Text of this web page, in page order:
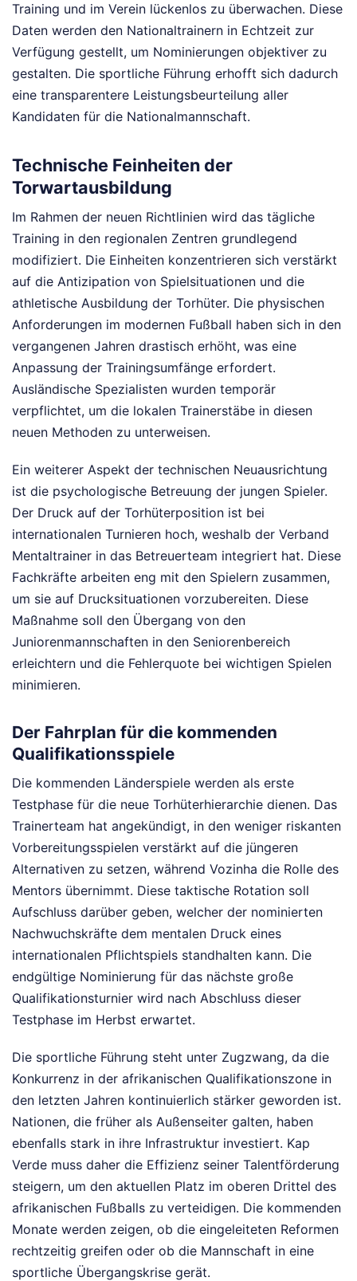
Training und im Verein lückenlos zu überwachen. Diese
Daten werden den Nationaltrainern in Echtzeit zur
Verfügung gestellt, um Nominierungen objektiver zu
gestalten. Die sportliche Führung erhofft sich dadurch
eine transparentere Leistungsbeurteilung aller
Kandidaten für die Nationalmannschaft.
Technische Feinheiten der
Torwartausbildung
Im Rahmen der neuen Richtlinien wird das tägliche
Training in den regionalen Zentren grundlegend
modifiziert. Die Einheiten konzentrieren sich verstärkt
auf die Antizipation von Spielsituationen und die
athletische Ausbildung der Torhüter. Die physischen
Anforderungen im modernen Fußball haben sich in den
vergangenen Jahren drastisch erhöht, was eine
Anpassung der Trainingsumfänge erfordert.
Ausländische Spezialisten wurden temporär
verpflichtet, um die lokalen Trainerstäbe in diesen
neuen Methoden zu unterweisen.
Ein weiterer Aspekt der technischen Neuausrichtung
ist die psychologische Betreuung der jungen Spieler.
Der Druck auf der Torhüterposition ist bei
internationalen Turnieren hoch, weshalb der Verband
Mentaltrainer in das Betreuerteam integriert hat. Diese
Fachkräfte arbeiten eng mit den Spielern zusammen,
um sie auf Drucksituationen vorzubereiten. Diese
Maßnahme soll den Übergang von den
Juniorenmannschaften in den Seniorenbereich
erleichtern und die Fehlerquote bei wichtigen Spielen
minimieren.
Der Fahrplan für die kommenden
Qualifikationsspiele
Die kommenden Länderspiele werden als erste
Testphase für die neue Torhüterhierarchie dienen. Das
Trainerteam hat angekündigt, in den weniger riskanten
Vorbereitungsspielen verstärkt auf die jüngeren
Alternativen zu setzen, während Vozinha die Rolle des
Mentors übernimmt. Diese taktische Rotation soll
Aufschluss darüber geben, welcher der nominierten
Nachwuchskräfte dem mentalen Druck eines
internationalen Pflichtspiels standhalten kann. Die
endgültige Nominierung für das nächste große
Qualifikationsturnier wird nach Abschluss dieser
Testphase im Herbst erwartet.
Die sportliche Führung steht unter Zugzwang, da die
Konkurrenz in der afrikanischen Qualifikationszone in
den letzten Jahren kontinuierlich stärker geworden ist.
Nationen, die früher als Außenseiter galten, haben
ebenfalls stark in ihre Infrastruktur investiert. Kap
Verde muss daher die Effizienz seiner Talentförderung
steigern, um den aktuellen Platz im oberen Drittel des
afrikanischen Fußballs zu verteidigen. Die kommenden
Monate werden zeigen, ob die eingeleiteten Reformen
rechtzeitig greifen oder ob die Mannschaft in eine
sportliche Übergangskrise gerät.